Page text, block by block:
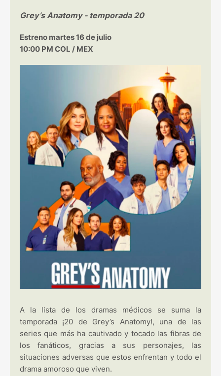
Grey’s Anatomy - temporada 20
Estreno martes 16 de julio
10:00 PM COL / MEX
A la lista de los dramas médicos se suma la
temporada ¡20 de Grey’s Anatomy!, una de las
series que más ha cautivado y tocado las fibras de
los fanáticos, gracias a sus personajes, las
situaciones adversas que estos enfrentan y todo el
drama amoroso que viven.